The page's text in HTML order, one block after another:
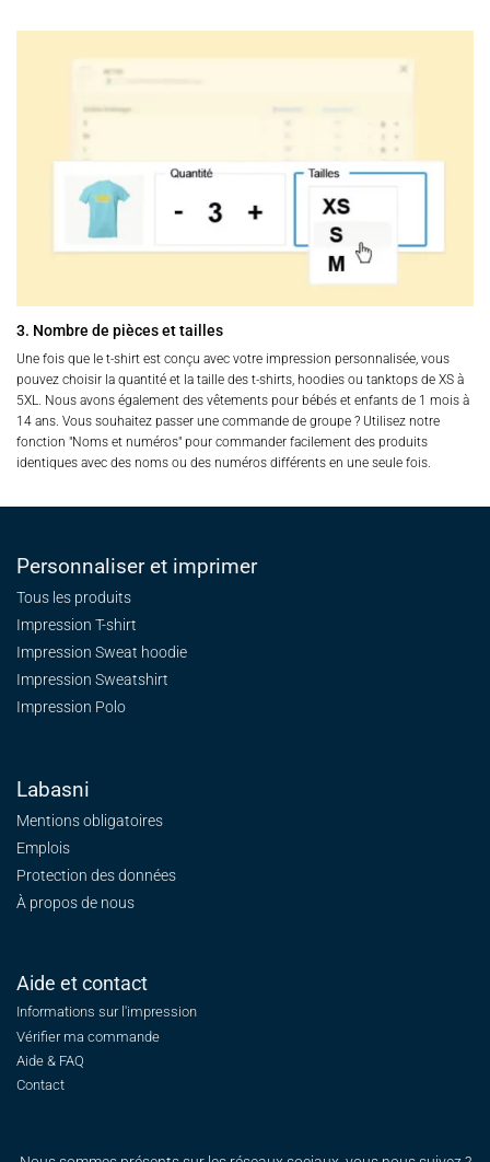
3. Nombre de pièces et tailles
Une fois que le t-shirt est conçu avec votre impression personnalisée, vous
pouvez choisir la quantité et la taille des t-shirts, hoodies ou tanktops de XS à
5XL. Nous avons également des vêtements pour bébés et enfants de 1 mois à
14 ans. Vous souhaitez passer une commande de groupe ? Utilisez notre
fonction "Noms et numéros" pour commander facilement des produits
identiques avec des noms ou des numéros différents en une seule fois.
Personnaliser et imprimer
Tous les produits
Impression T-shirt
Impression Sweat hoodie
Impression Sweatshirt
Impression Polo
Labasni
Mentions obligatoires
Emplois
Protection des données
À propos de nous
Aide et contact
Informations sur l'impression
Vérifier ma commande
Aide & FAQ
Contact